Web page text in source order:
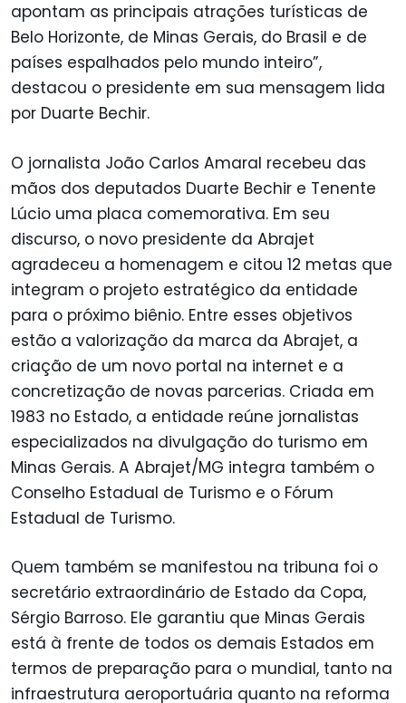
apontam as principais atrações turísticas de
Belo Horizonte, de Minas Gerais, do Brasil e de
países espalhados pelo mundo inteiro”,
destacou o presidente em sua mensagem lida
por Duarte Bechir.
O jornalista João Carlos Amaral recebeu das
mãos dos deputados Duarte Bechir e Tenente
Lúcio uma placa comemorativa. Em seu
discurso, o novo presidente da Abrajet
agradeceu a homenagem e citou 12 metas que
integram o projeto estratégico da entidade
para o próximo biênio. Entre esses objetivos
estão a valorização da marca da Abrajet, a
criação de um novo portal na internet e a
concretização de novas parcerias. Criada em
1983 no Estado, a entidade reúne jornalistas
especializados na divulgação do turismo em
Minas Gerais. A Abrajet/MG integra também o
Conselho Estadual de Turismo e o Fórum
Estadual de Turismo.
Quem também se manifestou na tribuna foi o
secretário extraordinário de Estado da Copa,
Sérgio Barroso. Ele garantiu que Minas Gerais
está à frente de todos os demais Estados em
termos de preparação para o mundial, tanto na
infraestrutura aeroportuária quanto na reforma